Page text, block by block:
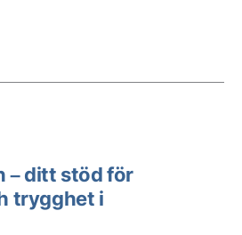
– ditt stöd för
trygghet i